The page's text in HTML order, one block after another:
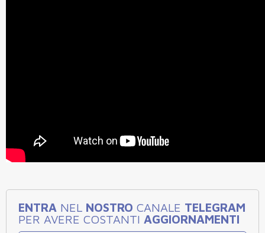
ENTRA NEL NOSTRO CANALE TELEGRAM
PER AVERE COSTANTI AGGIORNAMENTI